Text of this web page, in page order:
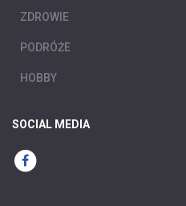
ZDROWIE
PODRÓŻE
HOBBY
SOCIAL MEDIA